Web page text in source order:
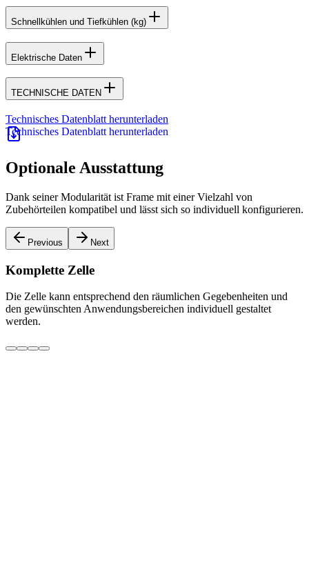
Schnellkühlen und Tiefkühlen (kg)
Elektrische Daten
TECHNISCHE DATEN
Technisches Datenblatt herunterladen
Optionale Ausstattung
Dank seiner Modularität ist Frame mit einer Vielzahl von
Zubehörteilen kompatibel und lässt sich so individuell konfigurieren.
Previous Next
Komplette Zelle
Die Zelle kann entsprechend den räumlichen Gegebenheiten und
den gewünschten Anwendungsbereichen individuell gestaltet
werden.